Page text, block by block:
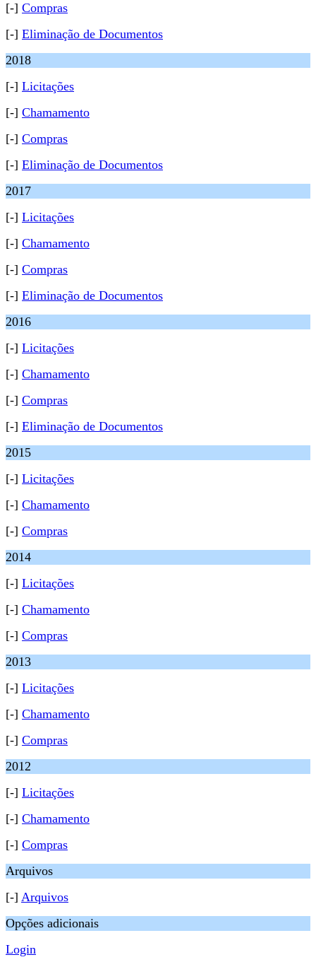
[-] Compras
[-] Eliminação de Documentos
2018
[-] Licitações
[-] Chamamento
[-] Compras
[-] Eliminação de Documentos
2017
[-] Licitações
[-] Chamamento
[-] Compras
[-] Eliminação de Documentos
2016
[-] Licitações
[-] Chamamento
[-] Compras
[-] Eliminação de Documentos
2015
[-] Licitações
[-] Chamamento
[-] Compras
2014
[-] Licitações
[-] Chamamento
[-] Compras
2013
[-] Licitações
[-] Chamamento
[-] Compras
2012
[-] Licitações
[-] Chamamento
[-] Compras
Arquivos
[-] Arquivos
Opções adicionais
Login